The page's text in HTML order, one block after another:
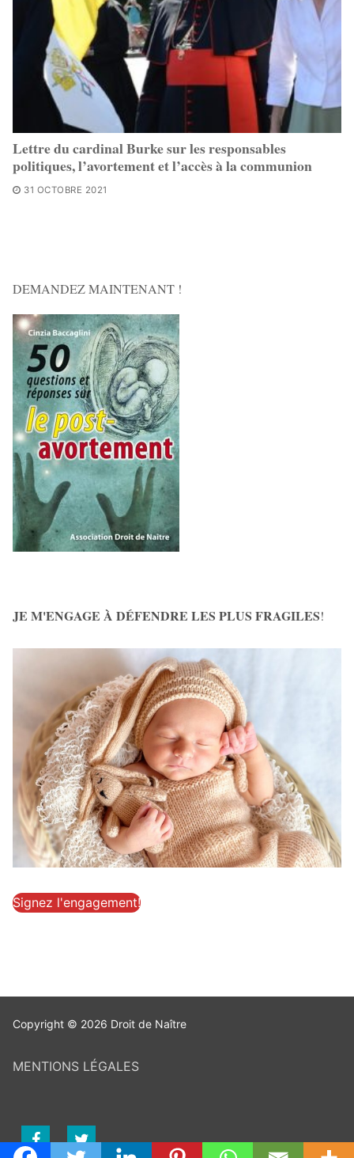
Lettre du cardinal Burke sur les responsables
politiques, l’avortement et l’accès à la communion
31 OCTOBRE 2021
DEMANDEZ MAINTENANT !
JE M'ENGAGE À DÉFENDRE LES PLUS FRAGILES!
Signez l'engagement!
Copyright © 2026 Droit de Naître
MENTIONS LÉGALES